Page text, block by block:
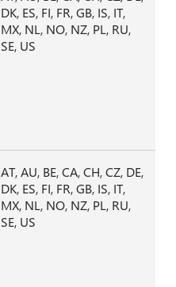
DK, ES, FI, FR, GB, IS, IT,
MX, NL, NO, NZ, PL, RU,
SE, US
AT, AU, BE, CA, CH, CZ, DE,
DK, ES, FI, FR, GB, IS, IT,
MX, NL, NO, NZ, PL, RU,
SE, US